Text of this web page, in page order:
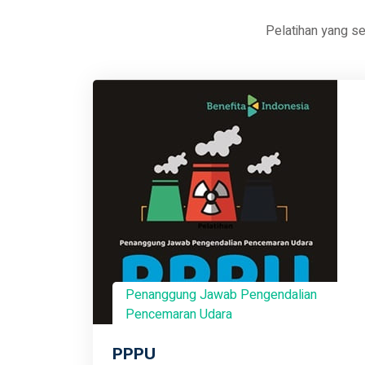
Pelatihan yang
Penanggung Jawab Pengendalian
Pencemaran Udara
PPPU